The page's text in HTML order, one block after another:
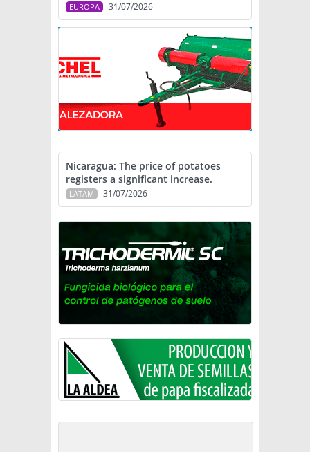
EUROPA 31/07/2026
Nicaragua: The price of potatoes
registers a significant increase.
LATAM 31/07/2026